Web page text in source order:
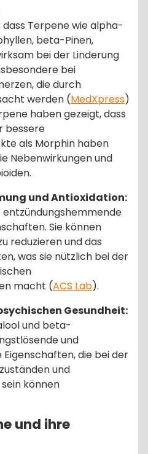
Terpene wie alpha-
beta-Pinen,
bei der Linderung
bei
die durch
werden​ (MedXpress)​​
haben gezeigt, dass
bessere
als Morphin haben
Nebenwirkungen und
und Antioxidation:
Sie können
reduzieren und das
was sie nützlich bei der
macht​ (ACS Lab)​.
Gesundheit:
und beta-
und
die bei der
und
können​
und ihre